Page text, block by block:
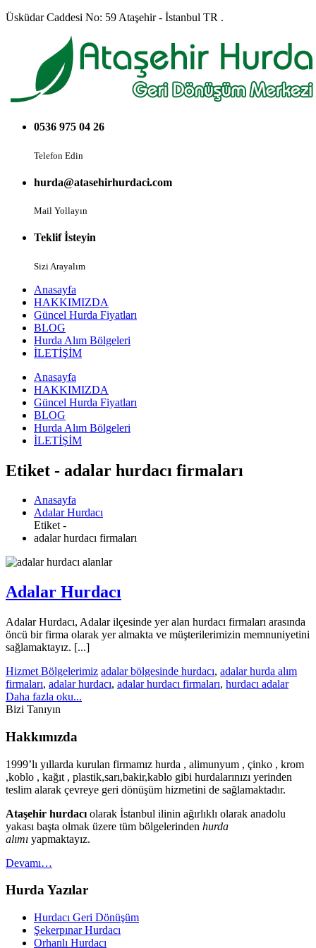
Üsküdar Caddesi No: 59 Ataşehir - İstanbul TR .
0536 975 04 26
Telefon Edin
hurda@atasehirhurdaci.com
Mail Yollayın
Teklif İsteyin
Sizi Arayalım
Anasayfa
HAKKIMIZDA
Güncel Hurda Fiyatları
BLOG
Hurda Alım Bölgeleri
İLETİŞİM
Anasayfa
HAKKIMIZDA
Güncel Hurda Fiyatları
BLOG
Hurda Alım Bölgeleri
İLETİŞİM
Etiket - adalar hurdacı firmaları
Anasayfa
Adalar Hurdacı
Etiket -
adalar hurdacı firmaları
Adalar Hurdacı
Adalar Hurdacı, Adalar ilçesinde yer alan hurdacı firmaları arasında
öncü bir firma olarak yer almakta ve müşterilerimizin memnuniyetini
sağlamaktayız. [...]
Hizmet Bölgelerimiz adalar bölgesinde hurdacı, adalar hurda alım
firmaları, adalar hurdacı, adalar hurdacı firmaları, hurdacı adalar
Daha fazla oku...
Bizi Tanıyın
Hakkımızda
1999’lı yıllarda kurulan firmamız hurda , alimunyum , çinko , krom
,koblo , kağıt , plastik,sarı,bakir,kablo gibi hurdalarınızı yerinden
teslim alarak çevreye geri dönüşüm hizmetini de sağlamaktadır.
Ataşehir hurdacı olarak İstanbul ilinin ağırlıklı olarak anadolu
yakası başta olmak üzere tüm bölgelerinden hurda
alımı yapmaktayız.
Devamı…
Hurda Yazılar
Hurdacı Geri Dönüşüm
Şekerpınar Hurdacı
Orhanlı Hurdacı